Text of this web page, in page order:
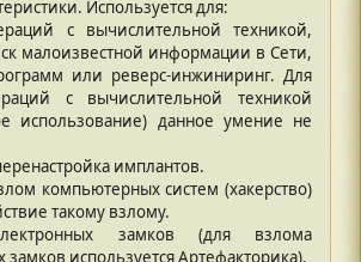
Используется для:
с вычислительной техникой,
малоизвестной информации в Сети,
или реверс-инжиниринг. Для
с вычислительной техникой
использование) данное умение не
имплантов.
компьютерных систем (хакерство)
такому взлому.
замков (для взлома
замков используется Артефакторика).